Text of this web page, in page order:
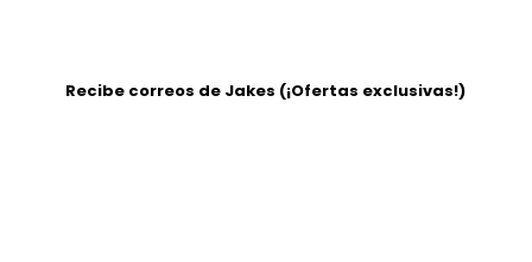
Recibe correos de Jakes (¡Ofertas exclusivas!)